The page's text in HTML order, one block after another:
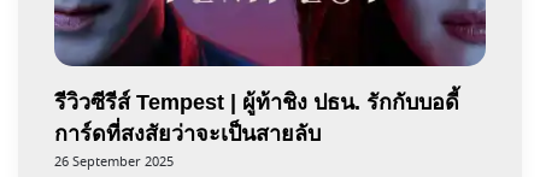
รีวิวซีรีส์ Tempest | ผู้ท้าชิง ปธน. รักกับบอดี้
การ์ดที่สงสัยว่าจะเป็นสายลับ
26 September 2025